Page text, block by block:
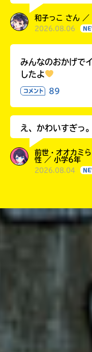
和子っこ さん
2026.08.06
みんなのおかげで
したよ
コメント 89
え、かわいすぎっ。
前世・オオカミ
性 ／ 小学6年
2026.08.04